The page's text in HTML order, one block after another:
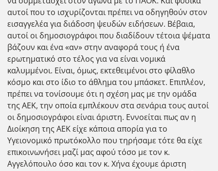
αυτοί που το ισχυρίζονται πρέπει να οδηγηθούν στον
εισαγγελέα για διάδοση ψευδών ειδήσεων. Βέβαια,
αυτοί οι δημοσιογράφοι που διαδίδουν τέτοια ψέματα
βάζουν και ένα «αν» στην αναφορά τους ή ένα
ερωτηματικό στο τέλος για να είναι νομικά
καλυμμένοι. Είναι, όμως, εκτεθειμένοι στο φίλαθλο
κόσμο και στο ίδιο το άθλημα του μπάσκετ. Επιπλέον,
πρέπει να τονίσουμε ότι η σχέση μας με την ομάδα
της ΑΕΚ, την οποία εμπλέκουν στα σενάρια τους αυτοί
οι δημοσιογράφοι είναι άριστη. Εννοείται πως αν η
Διοίκηση της ΑΕΚ είχε κάποια απορία για το
Υγειονομικό πρωτόκολλο που τηρήσαμε τότε θα είχε
επικοινωνήσει μαζί μας αφού τόσο με τον κ.
Αγγελόπουλο όσο και τον κ. Χήνα έχουμε άριστη